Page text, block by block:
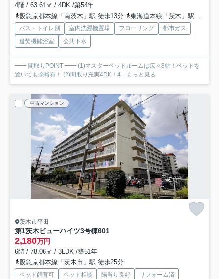
4階 / 63.61㎡ / 4DK /築54年
阪急京都本線「南茨木」駅 徒歩13分
東海道本線「茨木」駅 徒歩15分
バス・トイレ別 室内洗濯機置場 フローリング
都市ガス
追焚機能浴室
公共下水
━━ 間取りPOINT ━━ (1)マスターベッドルームは広々8帖！ベッドを
置いても余裕有！ (2)間取り充実4DK！4... もっと見る
中古マンション
茨木市平田
第1茨木ビューハイツ3号棟601
2,180万円
6階 / 78.06㎡ / 3LDK /築51年
阪急京都本線「茨木市」駅 徒歩25分
ペット飼育可 ペット相談 陽当り良好
リフォーム済